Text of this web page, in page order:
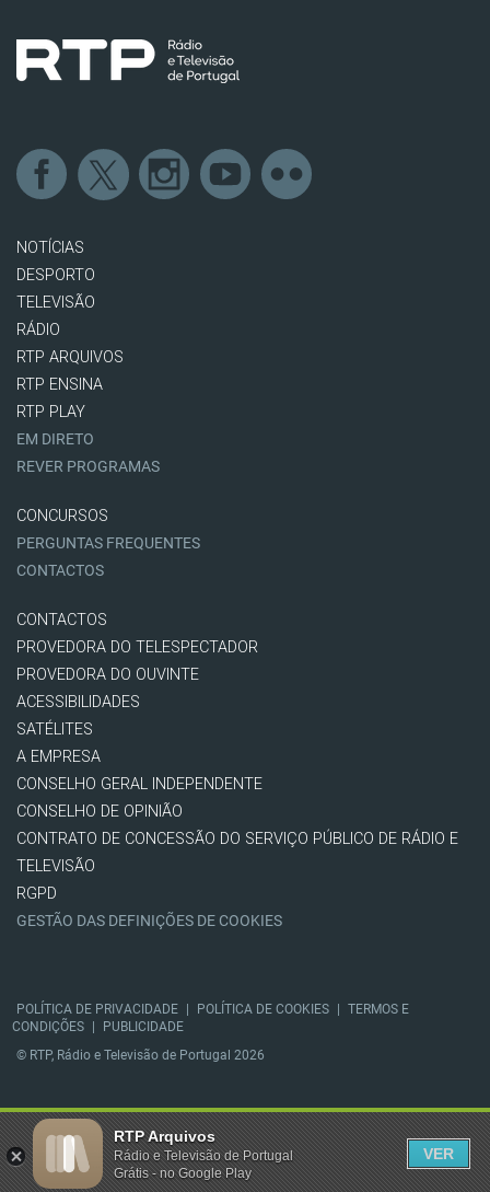
NOTÍCIAS
DESPORTO
TELEVISÃO
RÁDIO
RTP ARQUIVOS
RTP ENSINA
RTP PLAY
EM DIRETO
REVER PROGRAMAS
CONCURSOS
PERGUNTAS FREQUENTES
CONTACTOS
CONTACTOS
PROVEDORA DO TELESPECTADOR
PROVEDORA DO OUVINTE
ACESSIBILIDADES
SATÉLITES
A EMPRESA
CONSELHO GERAL INDEPENDENTE
CONSELHO DE OPINIÃO
CONTRATO DE CONCESSÃO DO SERVIÇO PÚBLICO DE RÁDIO E
TELEVISÃO
RGPD
GESTÃO DAS DEFINIÇÕES DE COOKIES
POLÍTICA DE PRIVACIDADE POLÍTICA DE COOKIES
TERMOS E
CONDIÇÕES
PUBLICIDADE
© RTP, Rádio e Televisão de Portugal 2026
RTP Arquivos
Rádio e Televisão de Portugal
Grátis - no Google Play
VER